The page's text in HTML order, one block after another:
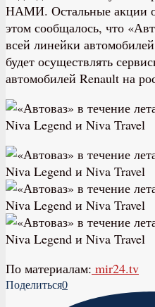
НАМИ. Остальные акции
этом сообщалось, что
всей линейки
будет осуществлять
автомобилей Renault на
По материалам: mir24.tv
Поделиться0